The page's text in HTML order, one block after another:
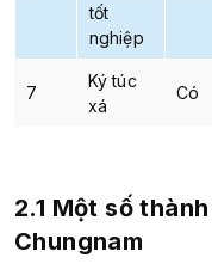
tốt
nghiệp
7
Ký túc
xá
Có
2.1 Một số
Chungnam